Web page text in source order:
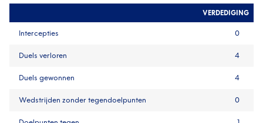
VERDEDIGING
Intercepties 0
Duels verloren 4
Duels gewonnen 4
Wedstrijden zonder tegendoelpunten 0